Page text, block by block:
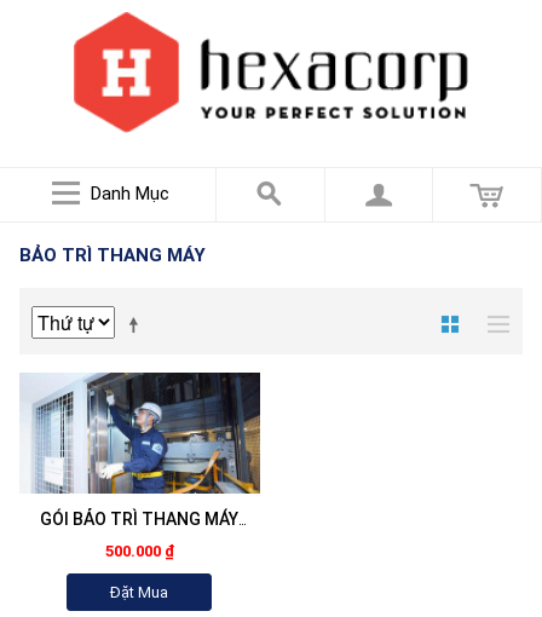
Danh Mục
BẢO TRÌ THANG MÁY
GÓI BẢO TRÌ THANG MÁY
ĐỊNH KỲ
500.000 ₫
Đặt Mua